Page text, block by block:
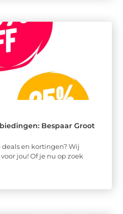
Bespaar Groot
en kortingen? Wij
jou! Of je nu op zoek